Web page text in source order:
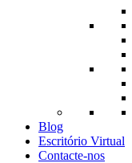
Blog
Escritório Virtual
Contacte-nos